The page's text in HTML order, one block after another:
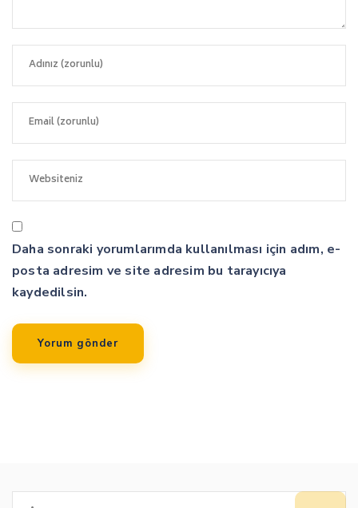
Daha sonraki yorumlarımda kullanılması için adım, e-
posta adresim ve site adresim bu tarayıcıya
kaydedilsin.